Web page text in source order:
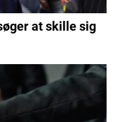
at skille sig